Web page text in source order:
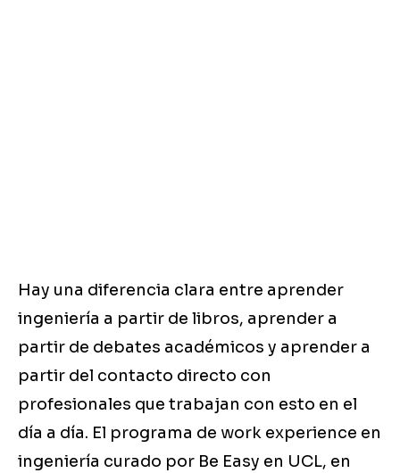
Hay una diferencia clara entre aprender
ingeniería a partir de libros, aprender a
partir de debates académicos y aprender a
partir del contacto directo con
profesionales que trabajan con esto en el
día a día. El programa de work experience en
ingeniería curado por Be Easy en UCL, en